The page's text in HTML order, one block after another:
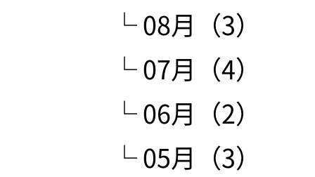
└ 08月（3）
└ 07月（4）
└ 06月（2）
└ 05月（3）